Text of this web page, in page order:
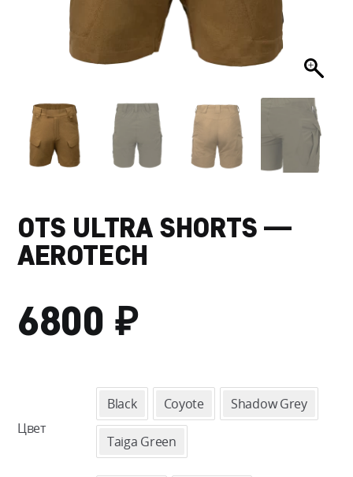
OTS ULTRA SHORTS —
AEROTECH
6800 ₽
Цвет
Black Coyote Shadow Grey
Taiga Green